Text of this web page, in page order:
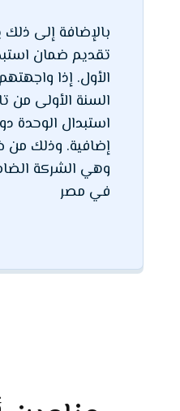
بالإضافة إلى
تقديم ضمان
الأول. إذا
السنة الأولى من
استبدال الوحدة
إضافية. وذلك من
وهي الشركة
في مصر